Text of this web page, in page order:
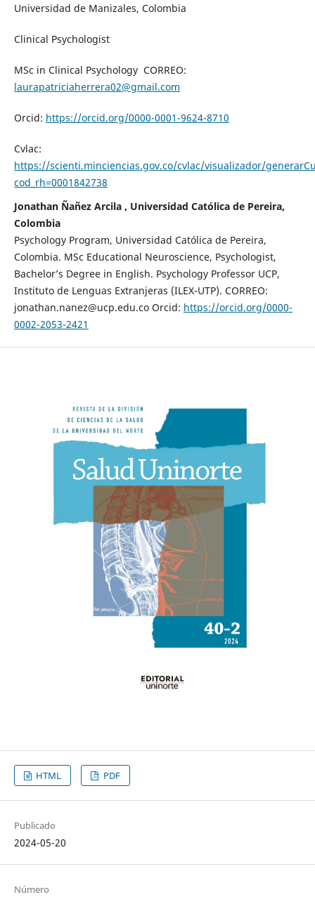
Universidad de Manizales, Colombia
Clinical Psychologist
MSc in Clinical Psychology CORREO:
laurapatriciaherrera02@gmail.com
Orcid: https://orcid.org/0000-0001-9624-8710
Cvlac:
https://scienti.minciencias.gov.co/cvlac/visualizador/
cod_rh=0001842738
Jonathan Ñañez Arcila , Universidad Católica de Pereira,
Colombia
Psychology Program, Universidad Católica de Pereira,
Colombia. MSc Educational Neuroscience, Psychologist,
Bachelor’s Degree in English. Psychology Professor UCP,
Instituto de Lenguas Extranjeras (ILEX-UTP). CORREO:
jonathan.nanez@ucp.edu.co Orcid: https://orcid.org/0000-
0002-2053-2421
HTML PDF
Publicado
2024-05-20
Número